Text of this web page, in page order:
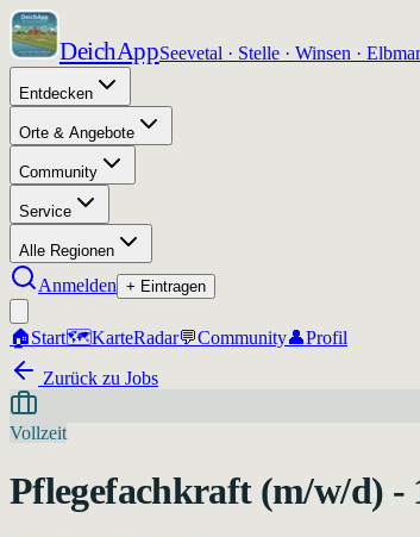
DeichAppSeevetal · Stelle · Winsen ·
Entdecken
Orte & Angebote
Community
Service
Alle Regionen
Anmelden + Eintragen
🏠Start🗺️KarteRadar💬Community👤Profil
Zurück zu Jobs
Vollzeit
Pflegefachkraft (m/w/d) -